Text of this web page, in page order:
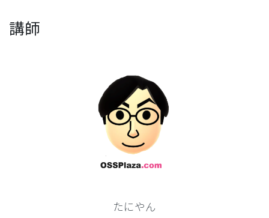
講師
たにやん